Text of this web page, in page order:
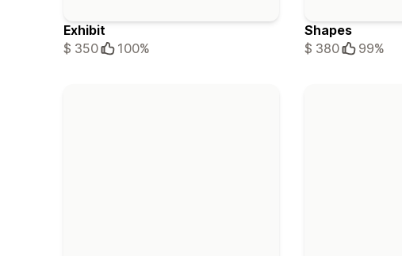
Exhibit
$ 350
100%
Shapes
$ 380
99%